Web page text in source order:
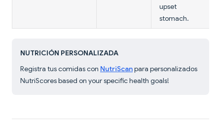
upset
stomach.
NUTRICIÓN PERSONALIZADA
Registra tus comidas con NutriScanpara personalizados
NutriScores based on your specific health goals!